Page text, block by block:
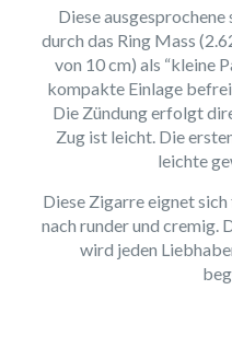
Diese
durch das Ring Mass
von 10 cm) als “kleine
kompakte Einlage
Die Zündung erfolgt
Zug ist leicht. Die
leichte
Diese Zigarre eignet
nach runder und cremig.
wird jeden